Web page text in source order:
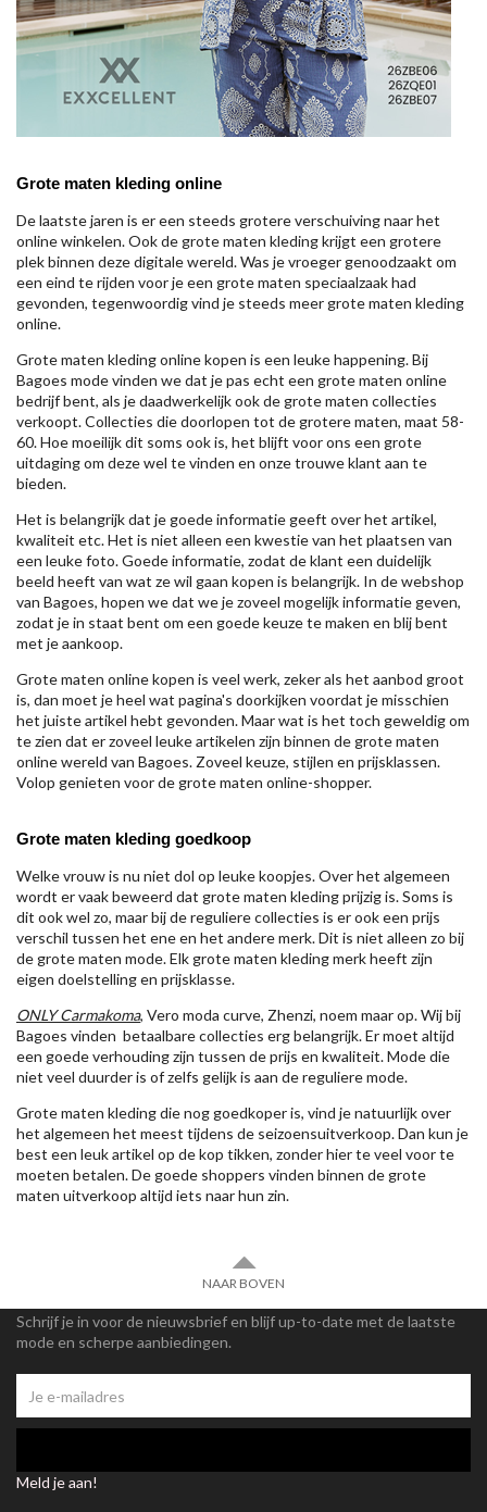
Grote maten kleding online
De laatste jaren is er een steeds grotere verschuiving naar het
online winkelen. Ook de grote maten kleding krijgt een grotere
plek binnen deze digitale wereld. Was je vroeger genoodzaakt om
een eind te rijden voor je een grote maten speciaalzaak had
gevonden, tegenwoordig vind je steeds meer grote maten kleding
online.
Grote maten kleding online kopen is een leuke happening. Bij
Bagoes mode vinden we dat je pas echt een grote maten online
bedrijf bent, als je daadwerkelijk ook de grote maten collecties
verkoopt. Collecties die doorlopen tot de grotere maten, maat 58-
60. Hoe moeilijk dit soms ook is, het blijft voor ons een grote
uitdaging om deze wel te vinden en onze trouwe klant aan te
bieden.
Het is belangrijk dat je goede informatie geeft over het artikel,
kwaliteit etc. Het is niet alleen een kwestie van het plaatsen van
een leuke foto. Goede informatie, zodat de klant een duidelijk
beeld heeft van wat ze wil gaan kopen is belangrijk. In de webshop
van Bagoes, hopen we dat we je zoveel mogelijk informatie geven,
zodat je in staat bent om een goede keuze te maken en blij bent
met je aankoop.
Grote maten online kopen is veel werk, zeker als het aanbod groot
is, dan moet je heel wat pagina's doorkijken voordat je misschien
het juiste artikel hebt gevonden. Maar wat is het toch geweldig om
te zien dat er zoveel leuke artikelen zijn binnen de grote maten
online wereld van Bagoes. Zoveel keuze, stijlen en prijsklassen.
Volop genieten voor de grote maten online-shopper.
Grote maten kleding goedkoop
Welke vrouw is nu niet dol op leuke koopjes. Over het algemeen
wordt er vaak beweerd dat grote maten kleding prijzig is. Soms is
dit ook wel zo, maar bij de reguliere collecties is er ook een prijs
verschil tussen het ene en het andere merk. Dit is niet alleen zo bij
de grote maten mode. Elk grote maten kleding merk heeft zijn
eigen doelstelling en prijsklasse.
ONLY Carmakoma, Vero moda curve, Zhenzi, noem maar op. Wij bij
Bagoes vinden betaalbare collecties erg belangrijk. Er moet altijd
een goede verhouding zijn tussen de prijs en kwaliteit. Mode die
niet veel duurder is of zelfs gelijk is aan de reguliere mode.
Grote maten kleding die nog goedkoper is, vind je natuurlijk over
het algemeen het meest tijdens de seizoensuitverkoop. Dan kun je
best een leuk artikel op de kop tikken, zonder hier te veel voor te
moeten betalen. De goede shoppers vinden binnen de grote
maten uitverkoop altijd iets naar hun zin.
NAAR BOVEN
Schrijf je in voor de nieuwsbrief en blijf up-to-date met de laatste
mode en scherpe aanbiedingen.
Meld je aan!